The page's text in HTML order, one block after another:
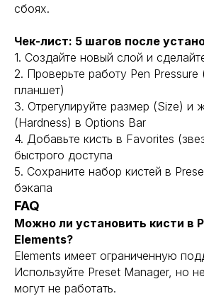
сбоях.
Чек-лист: 5 шагов после
1. Создайте новый слой и
2. Проверьте работу Pen Pressure
планшет)
3. Отрегулируйте размер (Size) и
(Hardness) в Options Bar
4. Добавьте кисть в Favorites
быстрого доступа
5. Сохраните набор кистей в
бэкапа
FAQ
Можно ли установить кисти в
Elements?
Elements имеет ограниченную
Используйте Preset Manager, но
могут не работать.
DPROFILE
VC.RU
TELEGRAM
Политика